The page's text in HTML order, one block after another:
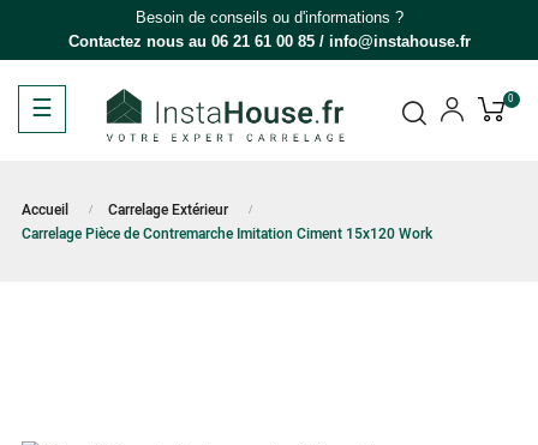
Besoin de conseils ou d'informations ?
Contactez nous au 06 21 61 00 85/ info@instahouse.fr
Basculer
la
☰ 0
Accueil
Carrelage Extérieur
Carrelage Pièce de Contremarche Imitation Ciment 15x120 Work